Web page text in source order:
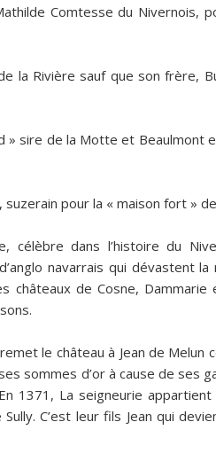
Comtesse du Nivernois,
la Rivière sauf que son frère,
» sire de la Motte et Beaulmont
pour la « maison fort »
célèbre dans l’histoire du
navarrais qui dévastent
châteaux de Cosne, Dammarie
le château à Jean de Melun
sommes d’or à cause de ses
1371 , La seigneurie
C’est leur fils Jean qui